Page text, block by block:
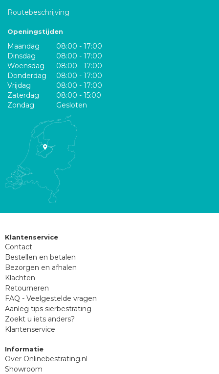
Routebeschrijving
Openingstijden
Maandag
08:00 - 17:00
Dinsdag
08:00 - 17:00
Woensdag
08:00 - 17:00
Donderdag
08:00 - 17:00
Vrijdag
08:00 - 17:00
Zaterdag
08:00 - 15:00
Zondag
Gesloten
Klantenservice
Contact
Bestellen en betalen
Bezorgen en afhalen
Klachten
Retourneren
FAQ - Veelgestelde vragen
Aanleg tips sierbestrating
Zoekt u iets anders?
Klantenservice
Informatie
Over Onlinebestrating.nl
Showroom